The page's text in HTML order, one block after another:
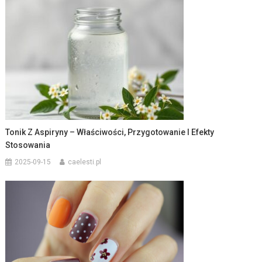
Tonik Z Aspiryny – Właściwości, Przygotowanie I Efekty
Stosowania
2025-09-15 caelesti.pl